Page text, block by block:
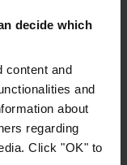
decide which
content and
and
about
regarding
Click "OK" to
over
manøvreres på